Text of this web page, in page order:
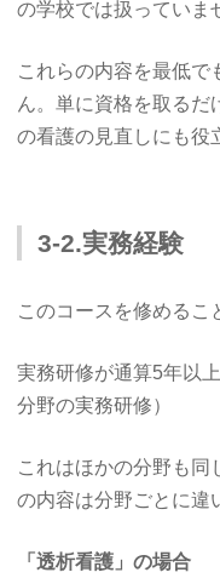
の学校では扱っていま
これらの内容を最低で
ん。単に資格を取るだ
の看護の見直しにも役
3-2.実務経験
このコースを修めるこ
実務研修が通算5年以
分野の実務研修）
これはほかの分野も同
の内容は分野ごとに違
「透析看護」の場合